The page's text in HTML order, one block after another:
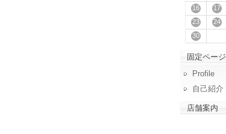
16
17
23
24
30
固定ページ
Profile
自己紹介
店舗案内